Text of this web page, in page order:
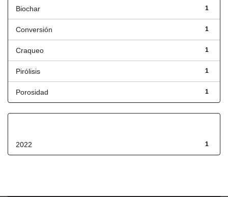
1
Biochar
1
Conversión
1
Craqueo
1
Pirólisis
1
Porosidad
1
2022